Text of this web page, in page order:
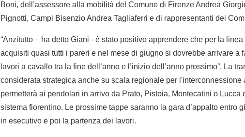
Boni, dell’assessore alla mobilità del Comune di Firenze Andrea
Pignotti, Campi Bisenzio Andrea Tagliaferri e di rappresentanti dei
“Anzitutto – ha detto Giani - è stato positivo apprendere che per la
acquisiti quasi tutti i pareri e nel mese di giugno si dovrebbe arrivare a
lavori a cavallo tra la fine dell’anno e l’inizio dell’anno prossimo”. La
considerata strategica anche su scala regionale per
permetterà ai pendolari in arrivo da Prato, Pistoia, Montecatini o Lucca
sistema fiorentino. Le prossime tappe saranno la gara d’appalto entro
in esecutivo e poi la partenza dei lavori.